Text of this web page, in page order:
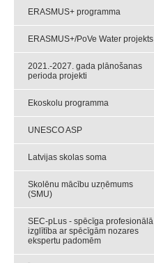
ERASMUS+ programma
ERASMUS+/PoVe Water projekts
2021.-2027. gada plānošanas
perioda projekti
Ekoskolu programma
UNESCO ASP
Latvijas skolas soma
Skolēnu mācību uzņēmums
(SMU)
SEC-pLus - spēcīga profesionālā
izglītība ar spēcīgām nozares
ekspertu padomēm